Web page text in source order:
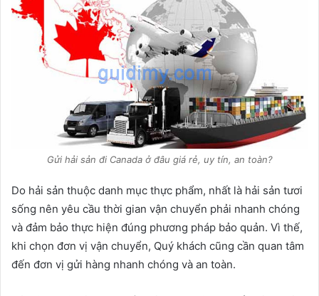
Gửi hải sản đi Canada ở đâu giá rẻ, uy tín, an toàn?
Do hải sản thuộc danh mục thực phẩm, nhất là hải sản tươi
sống nên yêu cầu thời gian vận chuyển phải nhanh chóng
và đảm bảo thực hiện đúng phương pháp bảo quản. Vì thế,
khi chọn đơn vị vận chuyển, Quý khách cũng cần quan tâm
đến đơn vị gửi hàng nhanh chóng và an toàn.